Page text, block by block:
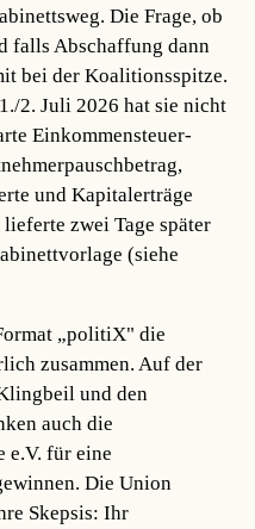
Die Frage, ob
falls Abschaffung dann
bei der Koalitionsspitze.
2. Juli 2026 hat sie nicht
Einkommensteuer-
und Kapitalerträge
zwei Tage später
(siehe
„politiX" die
zusammen. Auf der
und den
auch die
e.V. für eine
Die Union
Skepsis: Ihr